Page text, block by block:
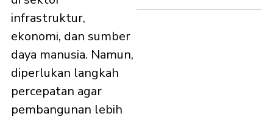
infrastruktur,
ekonomi, dan sumber
daya manusia. Namun,
diperlukan langkah
percepatan agar
pembangunan lebih